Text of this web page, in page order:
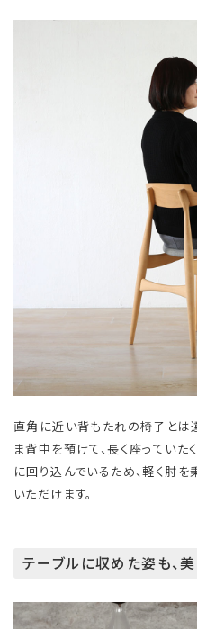
直角に近い背もたれの椅子とは
ま背中を預けて、長く座ってい
に回り込んでいるため、軽く肘
いただけます。
テーブルに収めた姿も、美